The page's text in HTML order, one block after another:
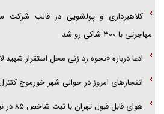
کلاهبرداری و پولشویی در قالب شرکت
مهاجرتی با ۳۰۰ شاکی رو شد
ادعا درباره «نحوه رد زنی محل استقرار
انفجار‌های امروز در حوالی شهر خورموج
هوای قابل قبول تهران با ثبت شاخص ۸۵ در نیمه مرداد